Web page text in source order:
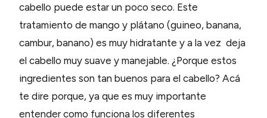
cabello puede estar un poco seco. Este
tratamiento de mango y plátano (guineo, banana,
cambur, banano) es muy hidratante y a la vez deja
el cabello muy suave y manejable. ¿Porque estos
ingredientes son tan buenos para el cabello? Acá
te dire porque, ya que es muy importante
entender como funciona los diferentes